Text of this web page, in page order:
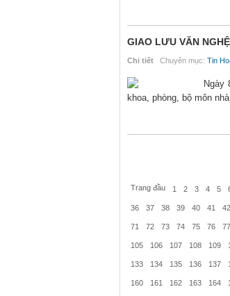
GIAO LƯU VĂN
Chi tiết Chuyên mục: Tin
Ngày
khoa, phòng, bộ môn
Trang đầu 1 2 3 4 5
36 37 38 39 40 41 42
71 72 73 74 75 76 77
105 106 107 108 109
133 134 135 136 137
160 161 162 163 164